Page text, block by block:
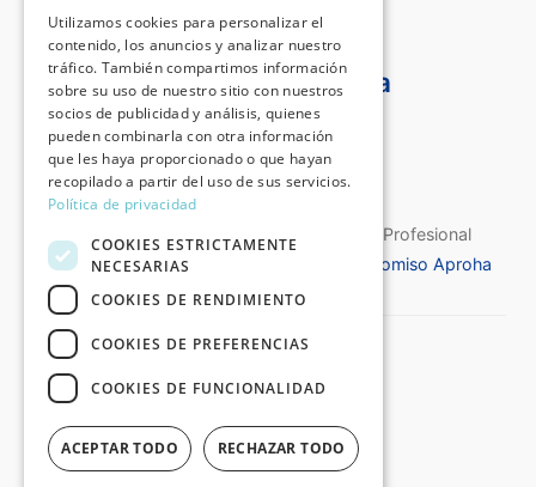
Certificado Aproha
Certificado de Calidad de la Asociación Profesional
Española de Historiadores del Arte
Compromiso Aproha
©2026 Destino Arte®
Todos los derechos reservados
:: Condiciones Generales de Compra
Utilizamos cookies para personalizar el
contenido, los anuncios y analizar nuestro
tráfico. También compartimos información
sobre su uso de nuestro sitio con nuestros
socios de publicidad y análisis, quienes
pueden combinarla con otra información
que les haya proporcionado o que hayan
recopilado a partir del uso de sus servicios.
Política de privacidad
COOKIES ESTRICTAMENTE
NECESARIAS
COOKIES DE RENDIMIENTO
COOKIES DE PREFERENCIAS
COOKIES DE FUNCIONALIDAD
ACEPTAR TODO RECHAZAR TODO